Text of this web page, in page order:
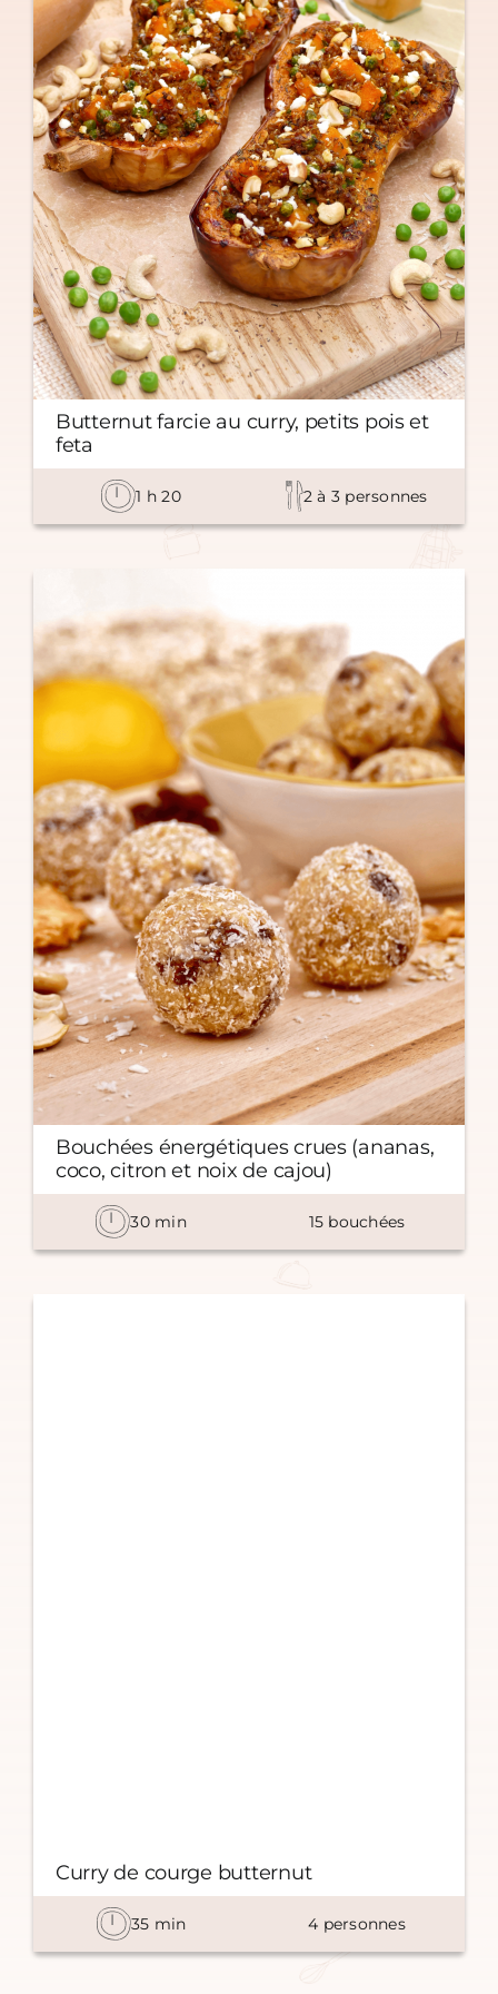
Butternut farcie au curry, petits pois et
feta
1 h20 2 à 3 personnes
Bouchées énergétiques crues (ananas,
coco, citron et noix de cajou)
30min 15 bouchées
Curry de courge butternut
35 min 4 personnes